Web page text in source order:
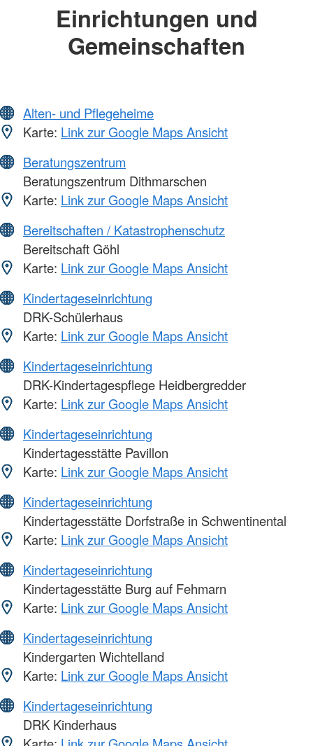
Einrichtungen und
Gemeinschaften
Alten- und Pflegeheime
Karte: Link zur Google Maps Ansicht
Beratungszentrum
Beratungszentrum Dithmarschen
Karte: Link zur Google Maps Ansicht
Bereitschaften / Katastrophenschutz
Bereitschaft Göhl
Karte: Link zur Google Maps Ansicht
Kindertageseinrichtung
DRK-Schülerhaus
Karte: Link zur Google Maps Ansicht
Kindertageseinrichtung
DRK-Kindertagespflege Heidbergredder
Karte: Link zur Google Maps Ansicht
Kindertageseinrichtung
Kindertagesstätte Pavillon
Karte: Link zur Google Maps Ansicht
Kindertageseinrichtung
Kindertagesstätte Dorfstraße in Schwentinental
Karte: Link zur Google Maps Ansicht
Kindertageseinrichtung
Kindertagesstätte Burg auf Fehmarn
Karte: Link zur Google Maps Ansicht
Kindertageseinrichtung
Kindergarten Wichtelland
Karte: Link zur Google Maps Ansicht
Kindertageseinrichtung
DRK Kinderhaus